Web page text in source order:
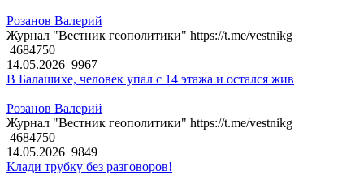
Розанов Валерий
Журнал "Вестник геополитики" https://t.me/vestnikg
4684750
14.05.2026 9967
В Балашихе, человек упал с 14 этажа и остался жив
Розанов Валерий
Журнал "Вестник геополитики" https://t.me/vestnikg
4684750
14.05.2026 9849
Клади трубку без разговоров!